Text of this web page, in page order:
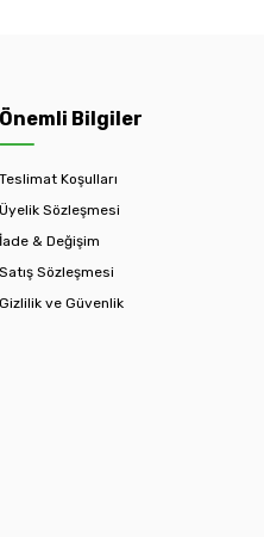
Önemli Bilgiler
Teslimat Koşulları
Üyelik Sözleşmesi
İade & Değişim
Satış Sözleşmesi
Gizlilik ve Güvenlik